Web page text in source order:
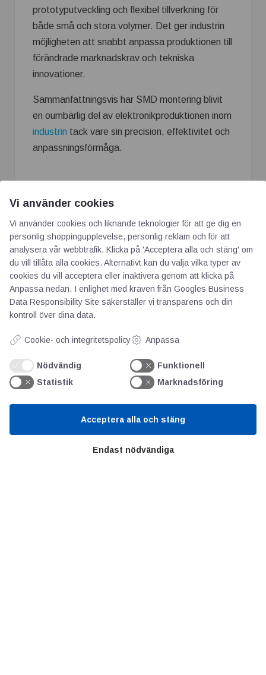
prototyputveckling och flexibel tillverkning för
både små och stora volymer. Det ger industrin
möjligheten att snabbt anpassa produktionen till
förändrade marknadskrav och tekniska
innovationer.
Sammanfattningsvis har SMD montering blivit
en oumbärlig del av elektronikproduktionen inom
industrin tack vare sin precision, effektivitet och
anpassningsförmåga.
AOTI
Om oss
Priser
GDPR
Kunskapscentrum
SIFU
Chalmers Industriteknik
Vi använder cookies
Vi använder cookies och liknande teknologier för att ge dig en
personlig shoppingupplevelse, personlig reklam och för att
analysera vår webbtrafik. Klicka på 'Acceptera alla och stäng' om
du vill tillåta alla cookies. Alternativt kan du välja vilka typer av
cookies du vill acceptera eller inaktivera genom att klicka på
Anpassa nedan. I enlighet med kraven från Googles Business
Data Responsibility Site säkerställer vi transparens och din
kontroll över dina data.
Cookie- och integritetspolicy Anpassa
Nödvändig
Funktionell
Statistik
Marknadsföring
Endast nödvändiga
Acceptera alla och stäng